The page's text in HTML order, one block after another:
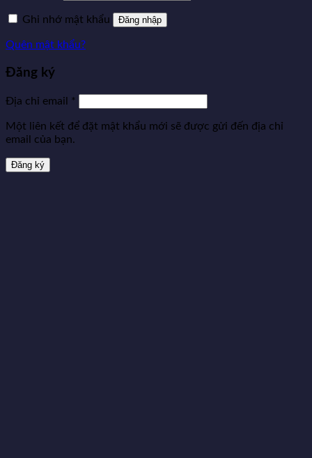
Ghi nhớ mật khẩu Đăng nhập
Quên mật khẩu?
Đăng ký
Địa chỉ email *
Một liên kết để đặt mật khẩu mới sẽ được gửi đến địa chỉ
email của bạn.
Đăng ký